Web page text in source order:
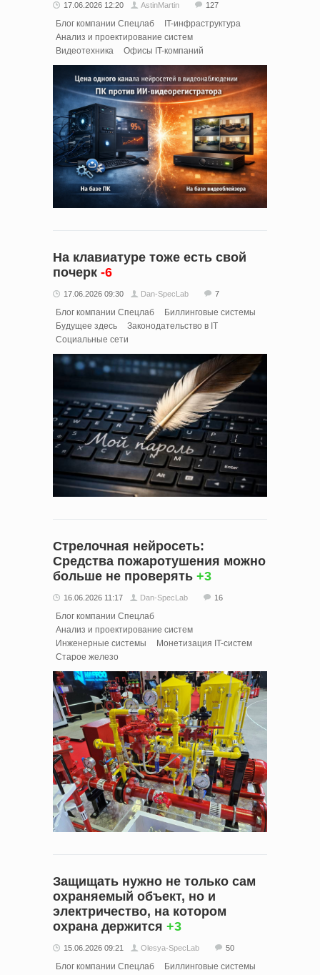
17.06.2026 12:20 AstinMartin 127
Блог компании Спецлаб
IT-инфраструктура
Анализ и проектирование систем
Видеотехника
Офисы IT-компаний
На клавиатуре тоже есть свой
почерк -6
17.06.2026 09:30 Dan-SpecLab 7
Блог компании Спецлаб
Биллинговые системы
Будущее здесь
Законодательство в IT
Социальные сети
Стрелочная нейросеть:
Средства пожаротушения можно
больше не проверять +3
16.06.2026 11:17 Dan-SpecLab 16
Блог компании Спецлаб
Анализ и проектирование систем
Инженерные системы
Монетизация IT-систем
Старое железо
Защищать нужно не только сам
охраняемый объект, но и
электричество, на котором
охрана держится +3
15.06.2026 09:21 Olesya-SpecLab 50
Блог компании Спецлаб
Биллинговые системы